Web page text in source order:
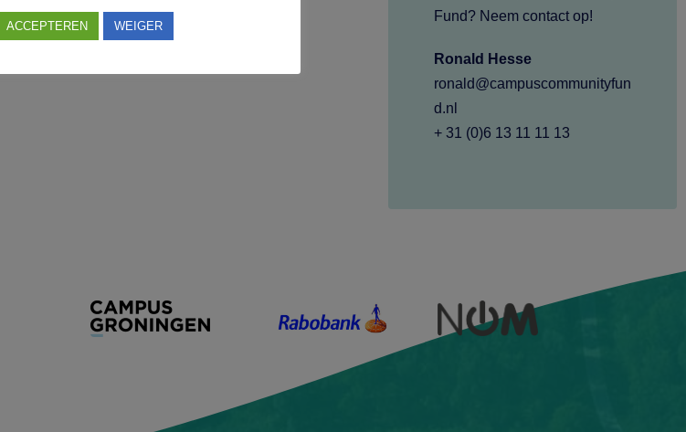
Fund? Neem contact op!
Ronald Hesse
ronald@campuscommunityfun
d.nl
+ 31 (0)6 13 11 11 13
ACCEPTEREN WEIGER